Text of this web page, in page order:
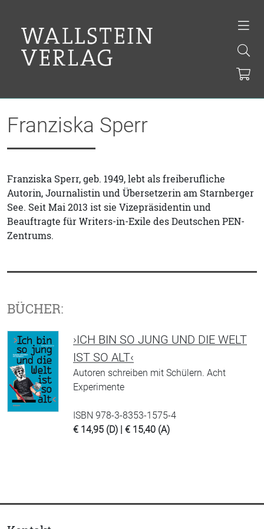
Franziska Sperr
Franziska Sperr, geb. 1949, lebt als freiberufliche
Autorin, Journalistin und Übersetzerin am Starnberger
See. Seit Mai 2013 ist sie Vizepräsidentin und
Beauftragte für Writers-in-Exile des Deutschen PEN-
Zentrums.
BÜCHER:
›ICH BIN SO JUNG UND DIE WELT
IST SO ALT‹
Autoren schreiben mit Schülern. Acht
Experimente
ISBN 978-3-8353-1575-4
€ 14,95 (D) | € 15,40 (A)